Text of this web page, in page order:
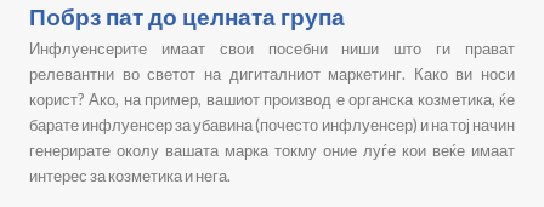
Пoбрз пат до целната група
Инфлуенсерите имаат свои посебни ниши што ги прават
релевантни во светот на дигиталниот маркетинг. Како ви носи
корист? Ако, на пример, вашиот производ е органска козметика, ќе
барате инфлуенсер за убавина (почесто инфлуенсер) и на тој начин
генерирате околу вашата марка токму оние луѓе кои веќе имаат
интерес за козметика и нега.